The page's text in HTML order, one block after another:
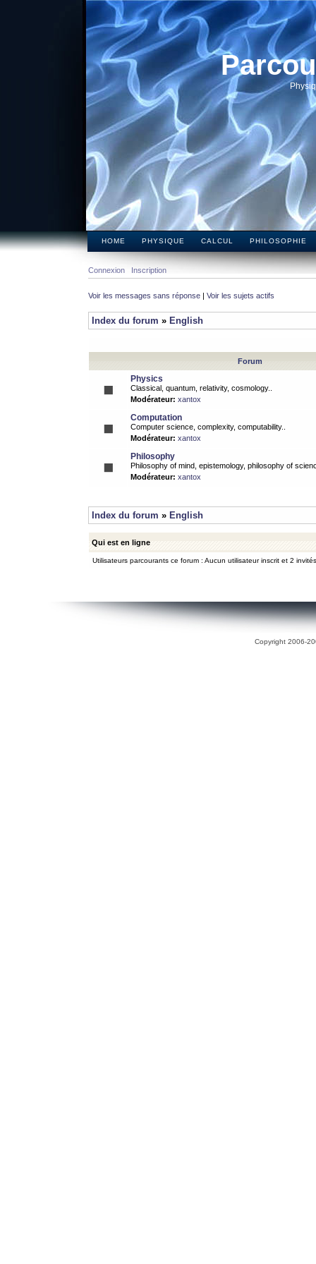
HOME PHYSIQUE CALCUL PHILOSOPHIE
Connexion Inscription
Voir les messages sans réponse | Voir les sujets actifs
Index du forum » English
Forum
Physics
Classical, quantum, relativity, cosmology..
Modérateur: xantox
Computation
Computer science, complexity, computability..
Modérateur: xantox
Philosophy
Philosophy of mind, epistemology, philosophy of
Modérateur: xantox
Index du forum » English
Qui est en ligne
Utilisateurs parcourants ce forum : Aucun utilisateur inscrit et 2 invités
Copyright 2006-